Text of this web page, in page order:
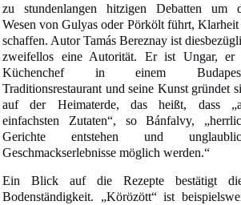
zu stundenlangen hitzigen Debatten um
Wesen von Gulyas oder Pörkölt führt, Klarheit
schaffen. Autor Tamás Bereznay ist
zweifellos eine Autorität. Er ist Ungar, er
Küchenchef in einem
Traditionsrestaurant und seine Kunst gründet
auf der Heimaterde, das heißt, dass
einfachsten Zutaten“, so Bánfalvy,
Gerichte entstehen und
Geschmackserlebnisse möglich werden.“
Ein Blick auf die Rezepte bestätigt
Bodenständigkeit. „Körözött“ ist